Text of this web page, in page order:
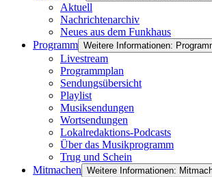
Aktuell
Nachrichtenarchiv
Neues aus dem Funkhaus
Programm Weitere Informationen:
Livestream
Programmplan
Sendungsübersicht
Playlist
Musiksendungen
Wortsendungen
Lokalredaktions-Podcasts
Über das Musikprogramm
Trug und Schein
Mitmachen Weitere Informationen: